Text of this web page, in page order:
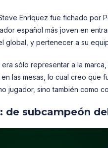
Enríquez fue fichado por
español más joven en
global, y pertenecer a su
sólo representar a la
las mesas, lo cual creo que
jugador, sino también como
de subcampeón